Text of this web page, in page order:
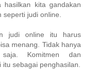
kita gandakan
seperti judi online.
judi online itu harus
menang. Tidak hanya
saja. Komitmen dan
sebagai penghasilan.